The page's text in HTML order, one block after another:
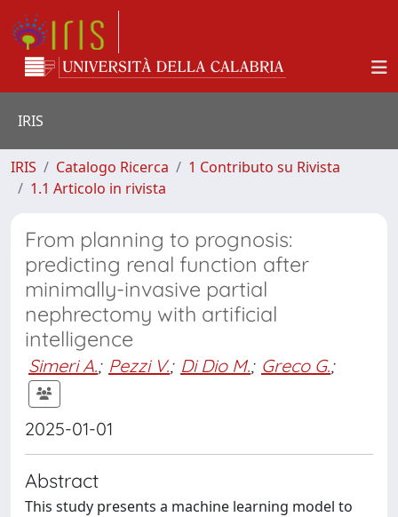
IRIS
IRIS Catalogo Ricerca
1 Contributo su Rivista
1.1 Articolo in rivista
From planning to prognosis:
predicting renal function after
minimally-invasive partial
nephrectomy with artificial
intelligence
Simeri A.; Pezzi V.; Di Dio M.; Greco G.;
2025-01-01
Abstract
This study presents a machine learning model to